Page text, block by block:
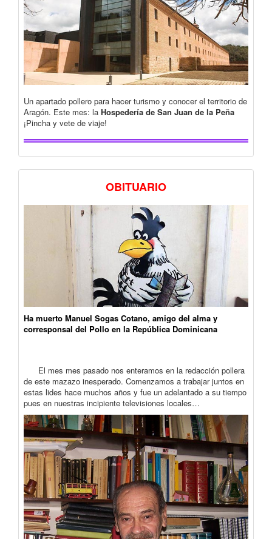
Un apartado pollero para hacer turismo y conocer el territorio de
Aragón. Este mes: la Hospedería de San Juan de la Peña
¡Pincha y vete de viaje!
OBITUARIO
Ha muerto Manuel Sogas Cotano, amigo del alma y
corresponsal del Pollo en la República Dominicana
El mes mes pasado nos enteramos en la redacción pollera
de este mazazo inesperado. Comenzamos a trabajar juntos en
estas lides hace muchos años y fue un adelantado a su tiempo
pues en nuestras incipiente televisiones locales…